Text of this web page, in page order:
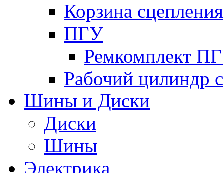
Корзина сцепления
ПГУ
Ремкомплект
Рабочий цилиндр
Шины и Диски
Диски
Шины
Электрика